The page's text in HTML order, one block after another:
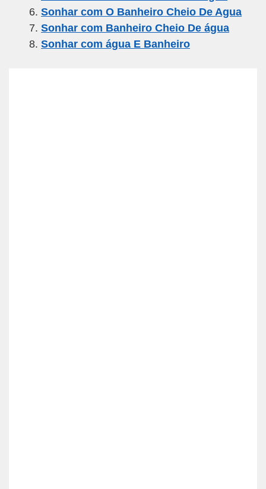
k
Sonhar com O Banheiro Cheio De Agua
Sonhar com Banheiro Cheio De água
Sonhar com água E Banheiro